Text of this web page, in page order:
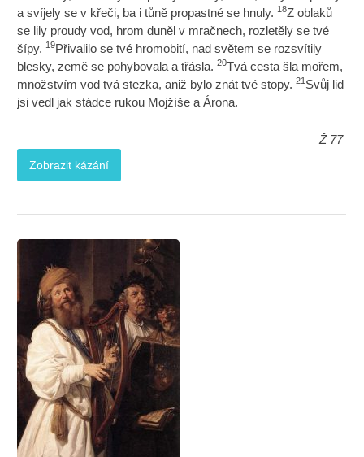
a svíjely se v křeči, ba i tůně propastné se hnuly.18Z oblaků
se lily proudy vod, hrom duněl v mračnech, rozletěly se tvé
šípy.19Přivalilo se tvé hromobití, nad světem se rozsvítily
blesky, země se pohybovala a třásla.20Tvá cesta šla mořem,
množstvím vod tvá stezka, aniž bylo znát tvé stopy.21 Svůj lid
jsi vedl jak stádce rukou Mojžíše a Árona.
Ž 77
Zobrazit kázání